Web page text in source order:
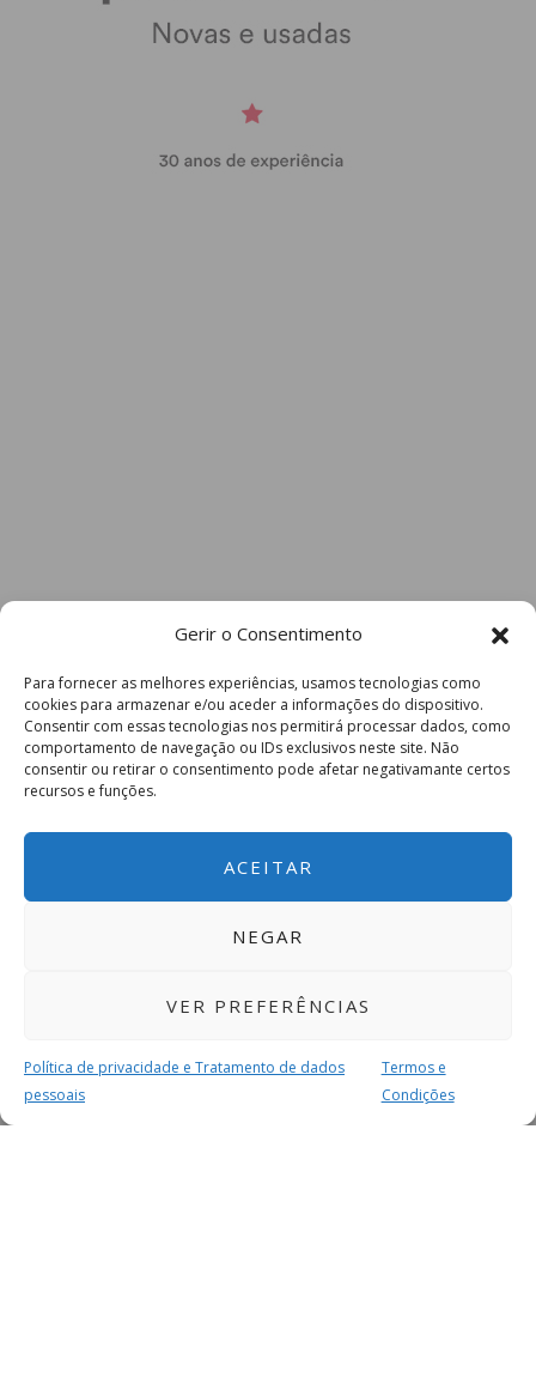
Gerir o Consentimento
Para fornecer as melhores experiências, usamos tecnologias como
cookies para armazenar e/ou aceder a informações do dispositivo.
Consentir com essas tecnologias nos permitirá processar dados, como
comportamento de navegação ou IDs exclusivos neste site. Não
consentir ou retirar o consentimento pode afetar negativamante certos
recursos e funções.
ACEITAR
NEGAR
VER PREFERÊNCIAS
Política de privacidade e Tratamento de dados
pessoais
Termos e
Condições